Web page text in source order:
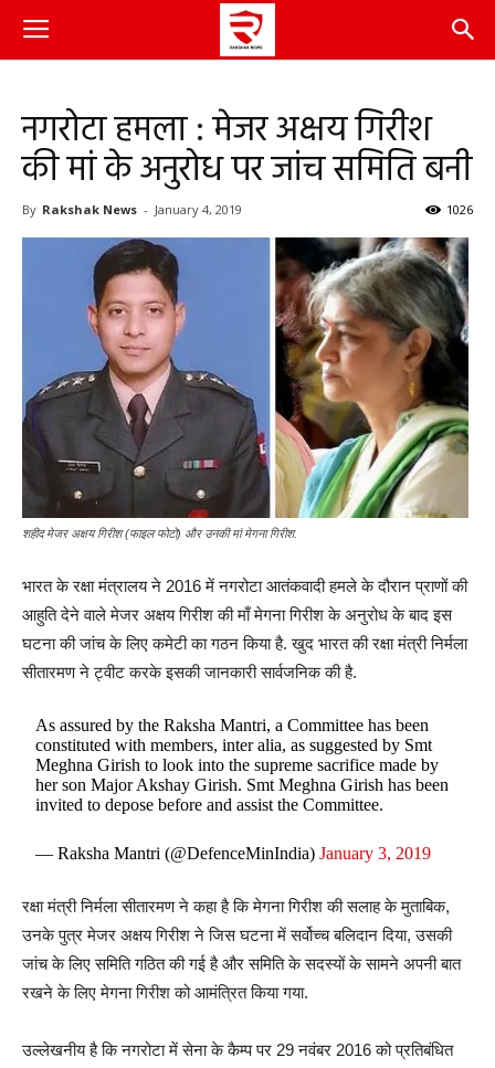
नगरोटा हमला : मेजर अक्षय गिरीश
की मां के अनुरोध पर जांच समिति बनी
By Rakshak News - January 4, 2019 1026
शहीद मेजर अक्षय गिरीश (फाइल फोटो) और उनकी मां मेगना गिरीश.
भारत के रक्षा मंत्रालय ने 2016 में नगरोटा आतंकवादी हमले के दौरान प्राणों की
आहुति देने वाले मेजर अक्षय गिरीश की माँ मेगना गिरीश के अनुरोध के बाद इस
घटना की जांच के लिए कमेटी का गठन किया है. खुद भारत की रक्षा मंत्री निर्मला
सीतारमण ने ट्वीट करके इसकी जानकारी सार्वजनिक की है.
As assured by the Raksha Mantri, a Committee has been
constituted with members, inter alia, as suggested by Smt
Meghna Girish to look into the supreme sacrifice made by
her son Major Akshay Girish. Smt Meghna Girish has been
invited to depose before and assist the Committee.
— Raksha Mantri (@DefenceMinIndia)January 3, 2019
रक्षा मंत्री निर्मला सीतारमण ने कहा है कि मेगना गिरीश की सलाह के मुताबिक,
उनके पुत्र मेजर अक्षय गिरीश ने जिस घटना में सर्वोच्च बलिदान दिया, उसकी
जांच के लिए समिति गठित की गई है और समिति के सदस्यों के सामने अपनी बात
रखने के लिए मेगना गिरीश को आमंत्रित किया गया.
उल्लेखनीय है कि नगरोटा में सेना के कैम्प पर 29 नवंबर 2016 को प्रतिबंधित